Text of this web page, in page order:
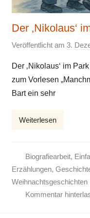
Der ‚Nikolaus‘
Veröffentlicht am 3.
Der ‚Nikolaus‘ im
zum Vorlesen
Bart ein sehr
Weiterlesen
Biografiearbeit,
Erzählungen,
Weihnachtsgeschichten
Kommentar